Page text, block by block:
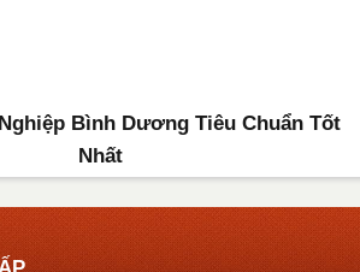
Bình Dương Tiêu Chuẩn Tốt
Nhất